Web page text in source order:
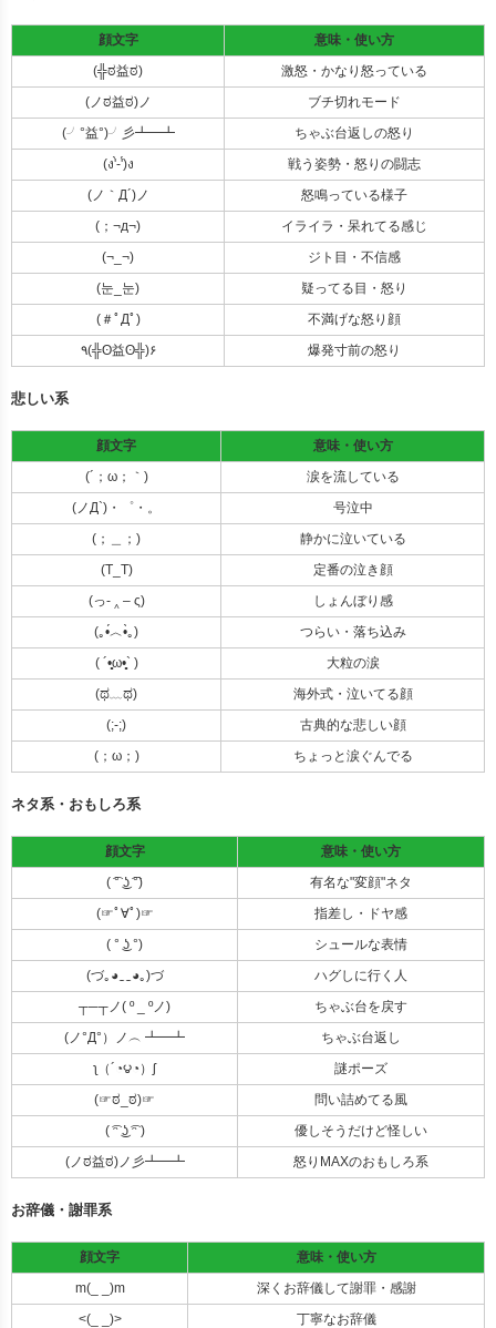
顔文字
意味・使い方
(╬ಠ益ಠ)
激怒・かなり怒っている
(ノಠ益ಠ)ノ
ブチ切れモード
(╯°益°)╯彡┻━┻
ちゃぶ台返しの怒り
(ง'̀-'́)ง
戦う姿勢・怒りの闘志
(ノ｀Д´)ノ
怒鳴っている様子
(；¬д¬)
イライラ・呆れてる感じ
(¬_¬)
ジト目・不信感
(눈_눈)
疑ってる目・怒り
(＃ﾟДﾟ)
不満げな怒り顔
٩(╬ʘ益ʘ╬)۶
爆発寸前の怒り
悲しい系
顔文字
意味・使い方
(´；ω；｀)
涙を流している
(ノД`)・゜・。
号泣中
(；＿；)
静かに泣いている
(T_T)
定番の泣き顔
(っ- ‸ – ς)
しょんぼり感
(｡•́︿•̀｡)
つらい・落ち込み
( ´•̥̥̥ω•̥̥̥` )
大粒の涙
(ಥ﹏ಥ)
海外式・泣いてる顔
(;-;)
古典的な悲しい顔
(；ω；)
ちょっと涙ぐんでる
ネタ系・おもしろ系
顔文字
意味・使い方
( ͡° ͜ʖ ͡°)
有名な"変顔"ネタ
(☞ﾟ∀ﾟ)☞
指差し・ドヤ感
( ° ͜ʖ °)
シュールな表情
(づ｡◕‿‿◕｡)づ
ハグしに行く人
┬─┬ノ( º _ ºノ)
ちゃぶ台を戻す
(ノ°Д°）ノ︵ ┻━┻
ちゃぶ台返し
ʅ（´◔౪◔）ʃ
謎ポーズ
(☞ಠ_ಠ)☞
問い詰めてる風
( ͡ᵔ ͜ʖ ͡ᵔ )
優しそうだけど怪しい
(ノಠ益ಠ)ノ彡┻━┻
怒りMAXのおもしろ系
お辞儀・謝罪系
顔文字
意味・使い方
m(_ _)m
深くお辞儀して謝罪・感謝
<(_ _)>
丁寧なお辞儀